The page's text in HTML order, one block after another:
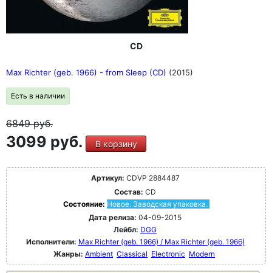
CD
Max Richter (geb. 1966) - from Sleep (CD) (2015)
Есть в наличии
6849руб.
3099 руб. В корзину
Артикул: CDVP 2884487
Состав: CD
Состояние: Новое. Заводская упаковка.
Дата релиза: 04-09-2015
Лейбл: DGG
Исполнители: Max Richter (geb. 1966) / Max Richter (geb. 1966)
Жанры: Ambient Classical Electronic Modern